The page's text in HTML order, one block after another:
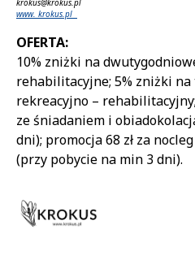
krokus@krokus.pl
www. krokus.pl
OFERTA:
10% zniżki na
rehabilitacyjne; 5% zniżki
rekreacyjno –
ze śniadaniem i
dni); promocja 68 zł za
(przy pobycie na min 3 dni).